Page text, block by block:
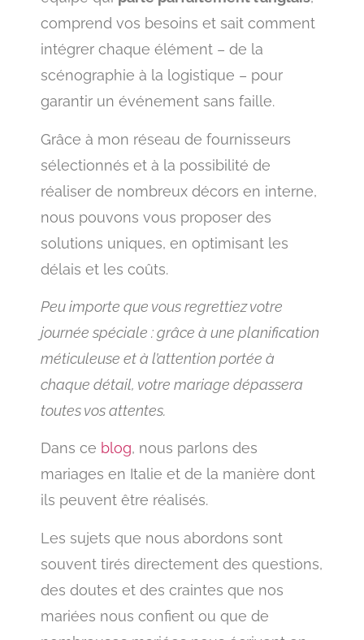
comprend vos besoins et sait comment
intégrer chaque élément – de la
scénographie à la logistique – pour
garantir un événement sans faille.
Grâce à mon réseau de fournisseurs
sélectionnés et à la possibilité de
réaliser de nombreux décors en interne,
nous pouvons vous proposer des
solutions uniques, en optimisant les
délais et les coûts.
Peu importe que vous regrettiez votre
journée spéciale : grâce à une planification
méticuleuse et à l’attention portée à
chaque détail, votre mariage dépassera
toutes vos attentes.
Dans ce blog, nous parlons des
mariages en Italie et de la manière dont
ils peuvent être réalisés.
Les sujets que nous abordons sont
souvent tirés directement des questions,
des doutes et des craintes que nos
mariées nous confient ou que de